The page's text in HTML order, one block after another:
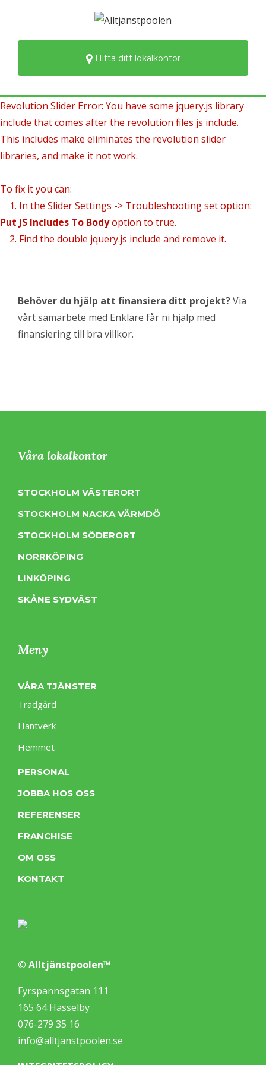
Hitta ditt lokalkontor
Revolution Slider Error: You have some jquery.js library
include that comes after the revolution files js include.
This includes make eliminates the revolution slider
libraries, and make it not work.
To fix it you can:
1. In the Slider Settings -> Troubleshooting set option:
Put JS Includes To Bodyoption to true.
2. Find the double jquery.js include and remove it.
Behöver du hjälp att finansiera ditt projekt?Via
vårt samarbete med Enklare får ni hjälp med
finansiering till bra villkor.
Våra lokalkontor
STOCKHOLM VÄSTERORT
STOCKHOLM NACKA VÄRMDÖ
STOCKHOLM SÖDERORT
NORRKÖPING
LINKÖPING
SKÅNE SYDVÄST
Meny
VÅRA TJÄNSTER
Trädgård
Hantverk
Hemmet
PERSONAL
JOBBA HOS OSS
REFERENSER
FRANCHISE
OM OSS
KONTAKT
© Alltjänstpoolen™
Fyrspannsgatan 111
165 64 Hässelby
076-279 35 16
info@alltjanstpoolen.se